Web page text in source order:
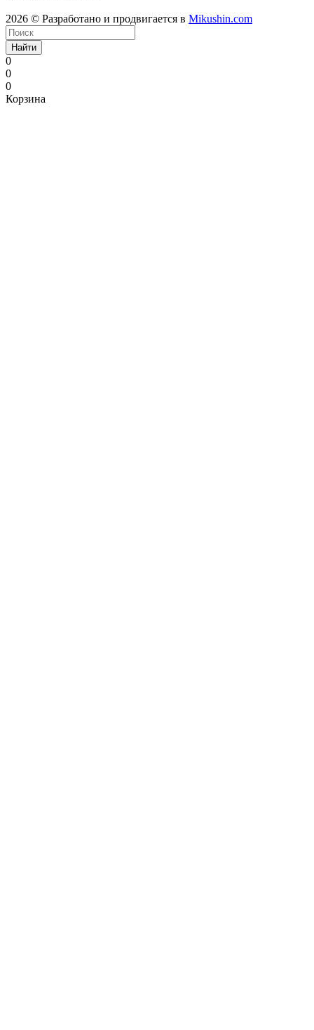
2026 © Разработано и продвигается в Mikushin.com
Найти
0
0
0
Корзина